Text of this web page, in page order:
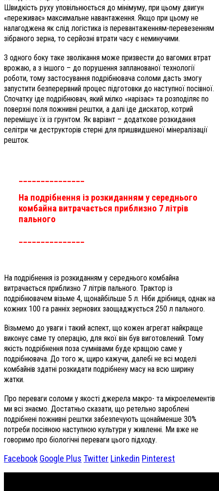
Швидкість руху уповільнюється до мінімуму, при цьому двигун
«переживає» максимальне навантаження. Якщо при цьому не
налагоджена як слід логістика із перевантаженням-перевезенням
зібраного зерна, то серйозні втрати часу є неминучими.
З одного боку таке зволікання може призвести до вагомих втрат
врожаю, а з іншого – до порушення запланованої технології
роботи, тому застосування подрібнювача соломи дасть змогу
запустити безперервний процес підготовки до наступної посівної.
Спочатку іде подрібнювач, який мілко «нарізає» та розподіляє по
поверхні поля пожнивні рештки, а далі іде дискатор, котрий
перемішує їх із грунтом. Як варіант – додаткове розкидання
селітри чи деструкторів стерні для пришвидшеної мінералізації
решток.
_______________
На подрібнення із розкиданням у середнього
комбайна витрачається приблизно 7 літрів
пального
_______________
На подрібнення із розкиданням у середнього комбайна
витрачається приблизно 7 літрів пального. Трактор із
подрібнювачем візьме 4, щонайбільше 5 л. Ніби дрібниця, однак на
кожних 100 га ранніх зернових заощаджується 250 л пального.
Візьмемо до уваги і такий аспект, що кожен агрегат найкраще
виконує саме ту операцію, для якої він був виготовлений. Тому
якість подрібнення поза сумнівами буде кращою саме у
подрібнювача. До того ж, щиро кажучи, далебі не всі моделі
комбайнів здатні розкидати подрібнену масу на всю ширину
жатки.
Про переваги соломи у якості джерела макро- та мікроелементів
ми всі знаємо. Достатньо сказати, що ретельно зароблені
подрібнені пожнивні рештки забезпечують щонайменше 30%
потреби посіяною наступною культури у живленні. Ми вже не
говоримо про біологічні переваги цього підходу.
Facebook Google Plus Twitter Linkedin Pinterest